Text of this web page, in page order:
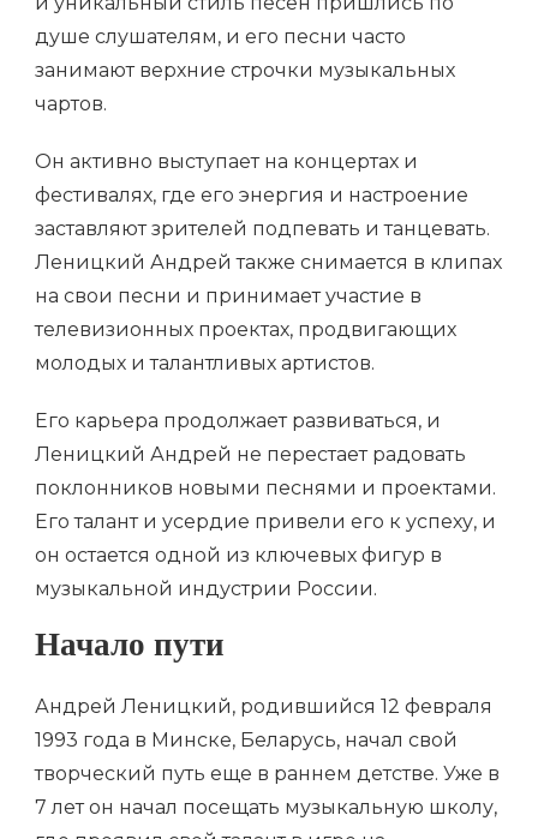
душе слушателям, и его песни часто
занимают верхние строчки музыкальных
чартов.
Он активно выступает на концертах и
фестивалях, где его энергия и настроение
заставляют зрителей подпевать и танцевать.
Леницкий Андрей также снимается в клипах
на свои песни и принимает участие в
телевизионных проектах, продвигающих
молодых и талантливых артистов.
Его карьера продолжает развиваться, и
Леницкий Андрей не перестает радовать
поклонников новыми песнями и проектами.
Его талант и усердие привели его к успеху, и
он остается одной из ключевых фигур в
музыкальной индустрии России.
Начало пути
Андрей Леницкий, родившийся 12 февраля
1993 года в Минске, Беларусь, начал свой
творческий путь еще в раннем детстве. Уже в
7 лет он начал посещать музыкальную школу,